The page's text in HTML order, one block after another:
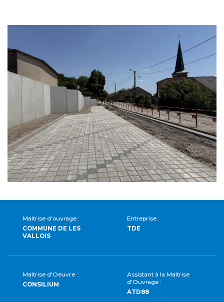
Maitrise d’ouvrage :
COMMUNE DE LES
VALLOIS
Entreprise :
TDE
Maîtrise d'Oeuvre :
CONSILIUM
Assistant à la Maîtrise
d'Ouvrage :
ATD88